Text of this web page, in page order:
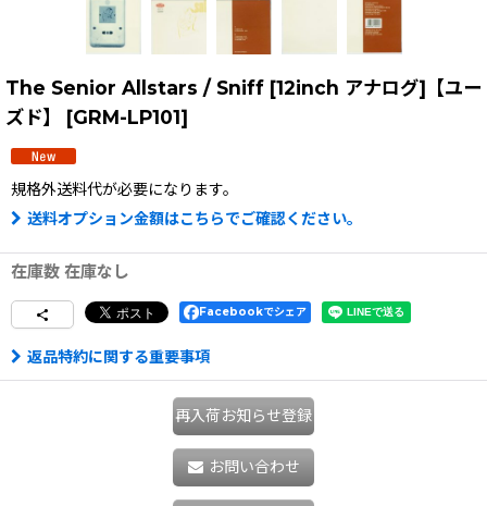
The Senior Allstars / Sniff [12inch アナログ]【ユー
ズド】
[GRM-LP101]
規格外送料代が必要になります。
送料オプション金額はこちらでご確認ください。
在庫数 在庫なし
Facebookでシェア
返品特約に関する重要事項
再入荷お知らせ登録
お問い合わせ